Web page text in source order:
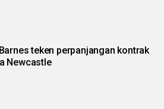
teken perpanjangan kontrak
Newcastle